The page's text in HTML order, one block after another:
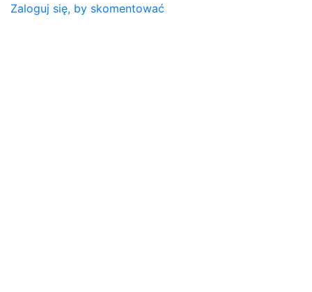
Zaloguj się, by skomentować